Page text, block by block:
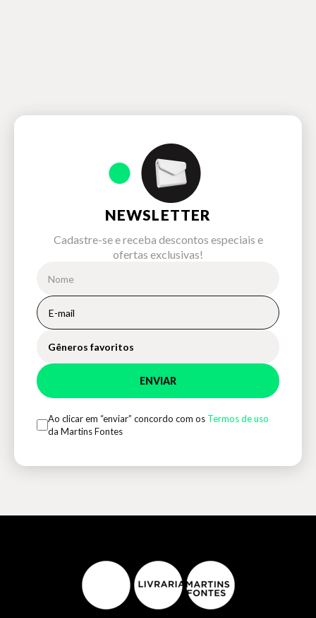
NEWSLETTER
Cadastre-se e receba descontos especiais e
ofertas exclusivas!
Gêneros favoritos
ENVIAR
Ao clicar em “enviar” concordo com os Termos de uso
da Martins Fontes